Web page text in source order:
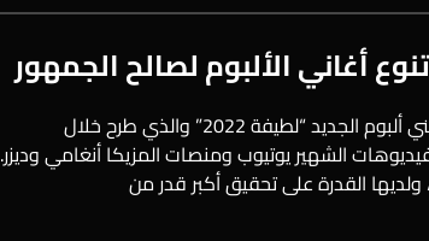
أغاني الألبوم لصالح الجمهور
أبدت النجمة لطيفة سعادتها بالتعاون مع شركة روتانا في الميني ألبوم الجديد “لطيفة 2022” والذي طرح خلال
الشهير يوتيوب ومنصات المزيكا أنغامي وديزر.